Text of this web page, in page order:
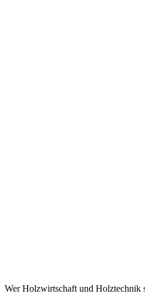
Wer Holzwirtschaft und Holztechnik